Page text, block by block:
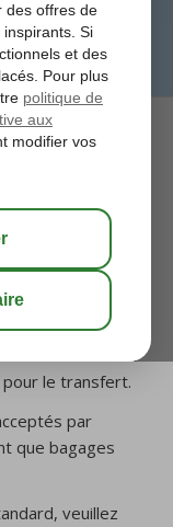
un
un bagage
via
notre Contact
le transfert.
par
que bagages
veuillez